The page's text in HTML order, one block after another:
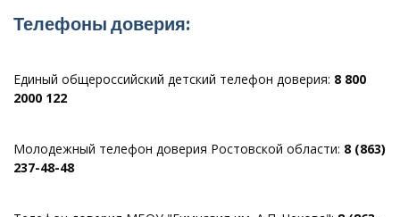
Телефоны доверия:
Единый общероссийский детский телефон доверия: 8 800
2000 122
Молодежный телефон доверия Ростовской области: 8 (863)
237-48-48